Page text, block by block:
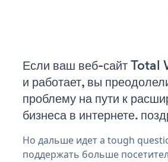
Если ваш веб-сайт
и работает, вы
проблему на пути к
бизнеса в интернете.
Но дальше идет a tough
поддержать больше